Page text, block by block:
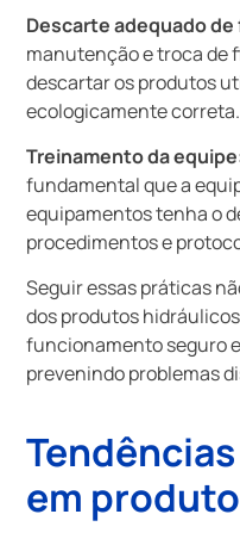
Descarte adequado
manutenção e troca de
descartar os produtos
ecologicamente correta.
Treinamento da
fundamental que a
equipamentos tenha o
procedimentos e
Seguir essas práticas
dos produtos
funcionamento seguro
prevenindo problemas
em